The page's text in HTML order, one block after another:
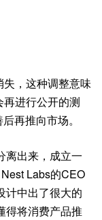
，这种调整意味
进行公开的测
再推向市场。
离出来，成立一
Labs的CEO
计中出了很大的
得将消费产品推